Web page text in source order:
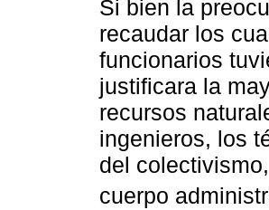
Si bien la
recaudar los
funcionarios
justificara la
recursos
ingenieros, los
del
cuerpo